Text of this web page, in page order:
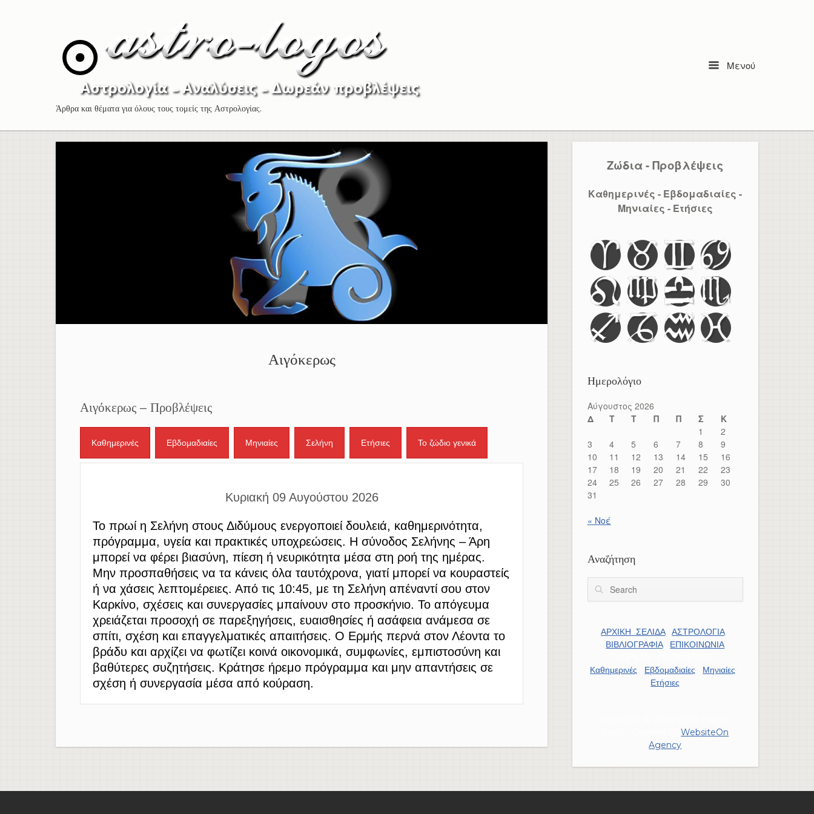
Άρθρα και θέματα για όλους τους τομείς της Αστρολογίας.
MenuΜενού
Αιγόκερως
Αιγόκερως – Προβλέψεις
Καθημερινές Εβδομαδιαίες Μηνιαίες Σελήνη Ετήσιες Το ζώδιο γενικά
Κυριακή 09 Αυγούστου 2026
Το πρωί η Σελήνη στους Διδύμους ενεργοποιεί δουλειά, καθημερινότητα,
πρόγραμμα, υγεία και πρακτικές υποχρεώσεις. Η σύνοδος Σελήνης – Άρη
μπορεί να φέρει βιασύνη, πίεση ή νευρικότητα μέσα στη ροή της ημέρας.
Μην προσπαθήσεις να τα κάνεις όλα ταυτόχρονα, γιατί μπορεί να κουραστείς
ή να χάσεις λεπτομέρειες. Από τις 10:45, με τη Σελήνη απέναντί σου στον
Καρκίνο, σχέσεις και συνεργασίες μπαίνουν στο προσκήνιο. Το απόγευμα
χρειάζεται προσοχή σε παρεξηγήσεις, ευαισθησίες ή ασάφεια ανάμεσα σε
σπίτι, σχέση και επαγγελματικές απαιτήσεις. Ο Ερμής περνά στον Λέοντα το
βράδυ και αρχίζει να φωτίζει κοινά οικονομικά, συμφωνίες, εμπιστοσύνη και
βαθύτερες συζητήσεις. Κράτησε ήρεμο πρόγραμμα και μην απαντήσεις σε
σχέση ή συνεργασία μέσα από κούραση.
Ζώδια - Προβλέψεις
Καθημερινές - Εβδομαδιαίες -
Μηνιαίες - Ετήσιες
Ημερολόγιο
Αύγουστος 2026
Δ
Τ Τ Π Π Σ
Κ
1
2
3
4 5 6 7 8
9
10
11 12 13 14 15
16
17
18 19 20 21 22
23
24
25 26 27 28 29
30
31
« Νοέ
Αναζήτηση
Search
ΑΡΧΙΚΗ ΣΕΛΙΔΑ |ΑΣΤΡΟΛΟΓΙΑ
ΒΙΒΛΙΟΓΡΑΦΙΑ
ΕΠΙΚΟΙΝΩΝΙΑ
Καθημερινές
Εβδομαδιαίες Μηνιαίες
Ετήσιες
logos Created byWebsiteOn
Agency